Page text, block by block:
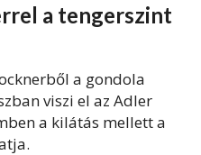
a tengerszint
a gondola
viszi el az Adler
a kilátás mellett a